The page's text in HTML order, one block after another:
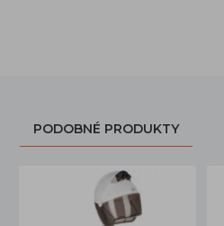
PODOBNÉ PRODUKTY